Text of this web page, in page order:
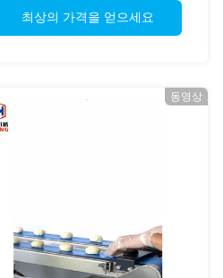
최상의 가격을 얻으세요
동영상